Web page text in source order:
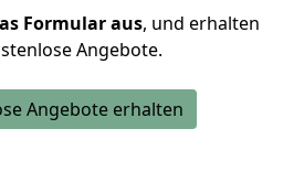
Formular aus, und erhalten
Angebote.
Angebote erhalten